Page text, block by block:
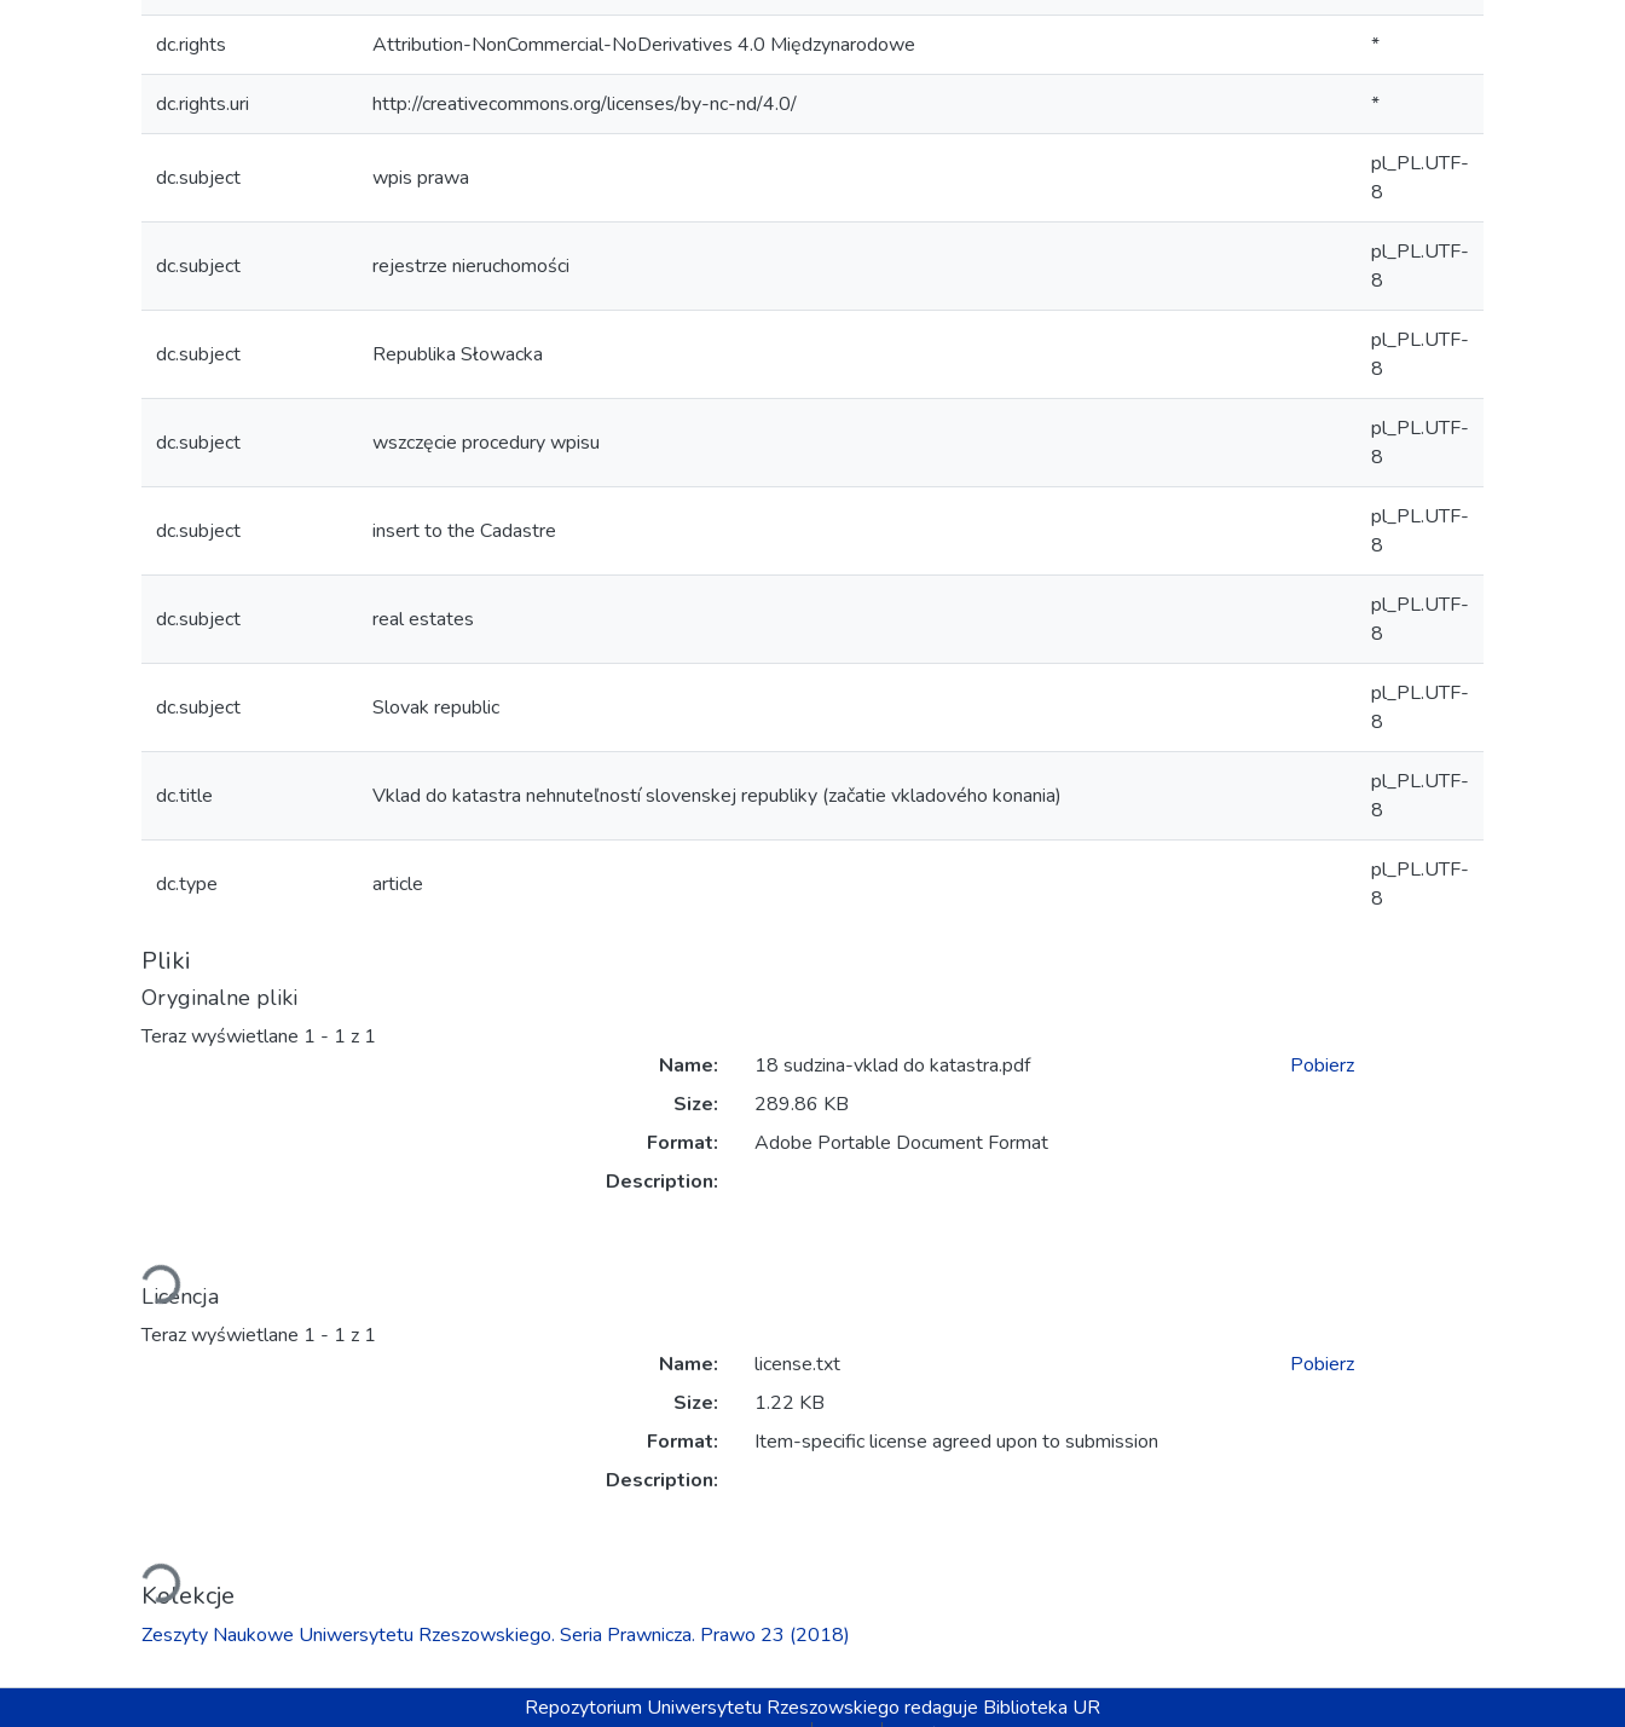
dc.rights Attribution-NonCommercial-NoDerivatives 4.0 Międzynarodowe *
dc.rights.uri http://creativecommons.org/licenses/by-nc-nd/4.0/ *
dc.subject wpis prawa
pl_PL.UTF-
8
dc.subject rejestrze nieruchomości
pl_PL.UTF-
8
dc.subject Republika Słowacka
pl_PL.UTF-
8
dc.subject wszczęcie procedury wpisu
pl_PL.UTF-
8
dc.subject insert to the Cadastre
pl_PL.UTF-
8
dc.subject real estates
pl_PL.UTF-
8
dc.subject Slovak republic
pl_PL.UTF-
8
dc.title Vklad do katastra nehnuteľností slovenskej republiky (začatie vkladového konania)
pl_PL.UTF-
8
dc.type article
pl_PL.UTF-
8
Pliki
Oryginalne pliki
Teraz wyświetlane 1 - 1 z 1
Ładowanie...
Name:
18 sudzina-vklad do katastra.pdf
Size:
289.86 KB
Format:
Adobe Portable Document Format
Description:
Pobierz
Licencja
Teraz wyświetlane 1 - 1 z 1
Ładowanie...
Name:
license.txt
Size:
1.22 KB
Format:
Item-specific license agreed upon to submission
Description:
Pobierz
Kolekcje
Zeszyty Naukowe Uniwersytetu Rzeszowskiego. Seria Prawnicza. Prawo 23 (2018)
Repozytorium Uniwersytetu Rzeszowskiego redaguje Biblioteka UR